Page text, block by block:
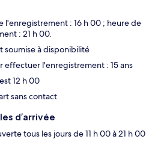
l'enregistrement : 16 h 00 ; heure de
: 21 h 00.
soumise à disponibilité
effectuer l'enregistrement : 15 ans
12 h 00
sans contact
d’arrivée
tous les jours de 11 h 00 à 21 h 00